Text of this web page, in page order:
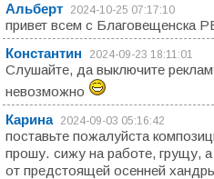
Альберт
2024-10-25 07:17:10
привет всем с Благовещенска
Константин
2024-09-23 18:11:01
Слушайте, да выключите
невозможно
Карина
2024-09-03 05:16:42
поставьте пожалуйста
прошу. сижу на работе, грущу,
от предстоящей осенней